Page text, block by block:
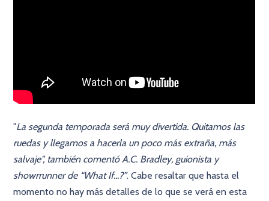
"La segunda temporada será muy divertida. Quitamos las
ruedas y llegamos a hacerla un poco más extraña, más
salvaje", también comentó A.C. Bradley, guionista y
showrrunner de “What If...?”. Cabe resaltar que hasta el
momento no hay más detalles de lo que se verá en esta